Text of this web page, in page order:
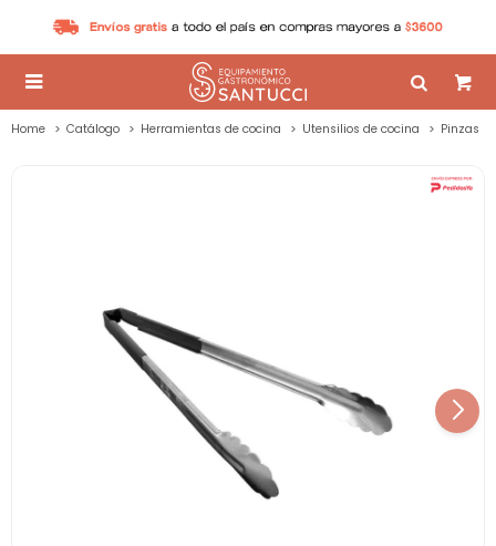

Home Catálogo Herramientas de cocina Utensilios de cocina Pinzas